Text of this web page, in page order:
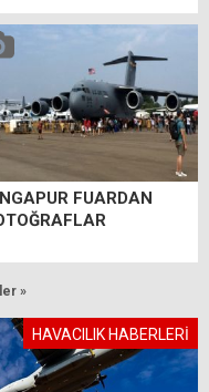
FUARDAN
»
HAVACILIK HABERLERİ